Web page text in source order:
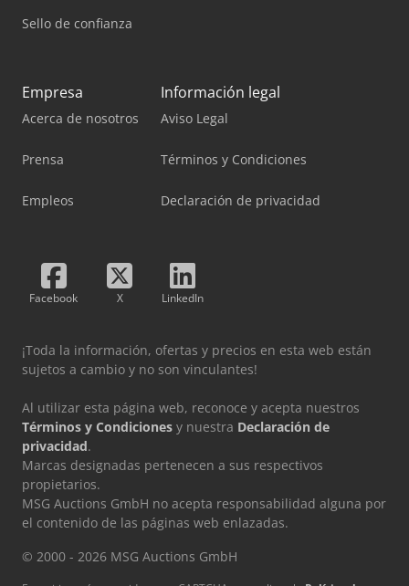
Sello de confianza
Empresa
Acerca de nosotros
Prensa
Empleos
Información legal
Aviso Legal
Términos y Condiciones
Declaración de privacidad
Facebook X LinkedIn
¡Toda la información, ofertas y precios en esta web están
sujetos a cambio y no son vinculantes!
Al utilizar esta página web, reconoce y acepta nuestros
Términos y Condiciones y nuestra Declaración de
privacidad.
Marcas designadas pertenecen a sus respectivos
propietarios.
MSG Auctions GmbH no acepta responsabilidad alguna por
el contenido de las páginas web enlazadas.
© 2000 - 2026 MSG Auctions GmbH